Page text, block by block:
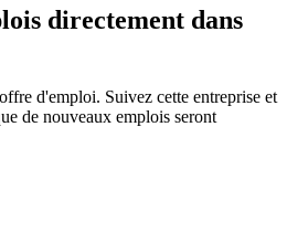
directement dans
d'emploi. Suivez cette entreprise et
de nouveaux emplois seront